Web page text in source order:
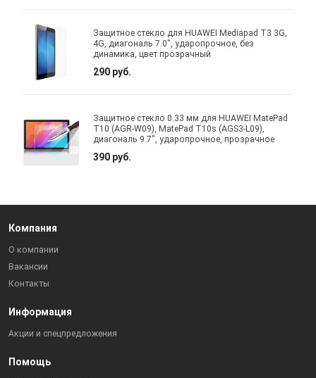
Защитное стекло для HUAWEI Mediapad T3 3G,
4G, диагональ 7.0", ударопрочное, без
динамика, цвет прозрачный
290 руб.
Защитное стекло 0.33 мм для HUAWEI MatePad
T10 (AGR-W09), MatePad T10s (AGS3-L09),
диагональ 9.7", ударопрочное, прозрачное
390 руб.
Компания
О компании
Вакансии
Контакты
Информация
Акции и спецпредложения
Помощь